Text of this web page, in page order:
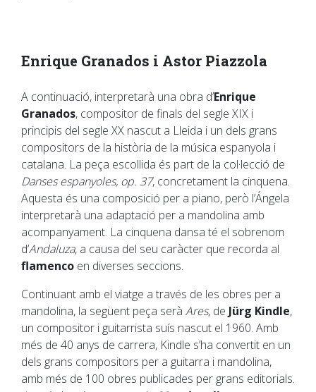
Enrique Granados i Astor Piazzola
A continuació, interpretarà una obra d’Enrique
Granados, compositor de finals del segle XIX i
principis del segle XX nascut a Lleida i un dels grans
compositors de la història de la música espanyola i
catalana. La peça escollida és part de la col·lecció de
Danses espanyoles, op. 37, concretament la cinquena.
Aquesta és una composició per a piano, però l’Ángela
interpretarà una adaptació per a mandolina amb
acompanyament. La cinquena dansa té el sobrenom
d’Andaluza, a causa del seu caràcter que recorda al
flamenco en diverses seccions.
Continuant amb el viatge a través de les obres per a
mandolina, la següent peça serà Ares, de Jürg Kindle,
un compositor i guitarrista suís nascut el 1960. Amb
més de 40 anys de carrera, Kindle s’ha convertit en un
dels grans compositors per a guitarra i mandolina,
amb més de 100 obres publicades per grans editorials.